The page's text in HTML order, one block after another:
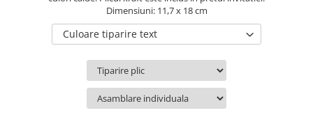
2021 Crăciun
2022 Crăciun
2023 Crăciun
Toamna și Halloween
Dimensiuni: 11,7 x 18 cm
Culoare tiparire text